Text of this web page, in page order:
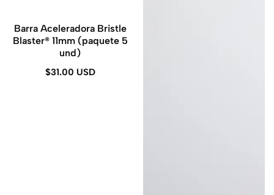
Barra Aceleradora Bristle
Blaster® 11mm (paquete 5
und)
Precio
$31.00 USD